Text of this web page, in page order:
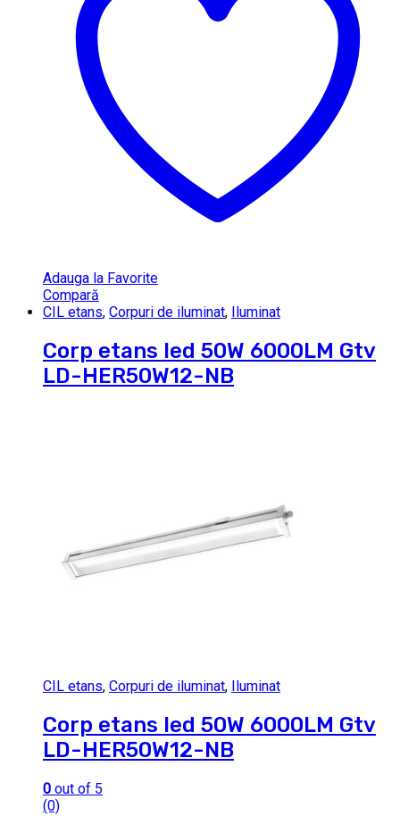
Adauga la Favorite
Compară
CIL etans, Corpuri de iluminat, Iluminat
Corp etans led 50W 6000LM Gtv
LD-HER50W12-NB
CIL etans, Corpuri de iluminat, Iluminat
Corp etans led 50W 6000LM Gtv
LD-HER50W12-NB
0 out of 5
(0)